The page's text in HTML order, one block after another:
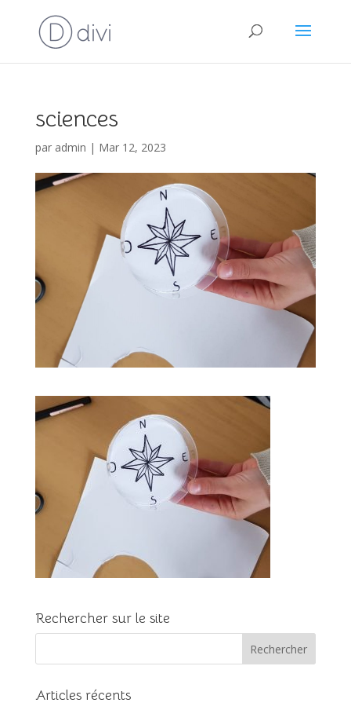
sciences
par admin | Mar 12, 2023
Rechercher sur le site
Articles récents